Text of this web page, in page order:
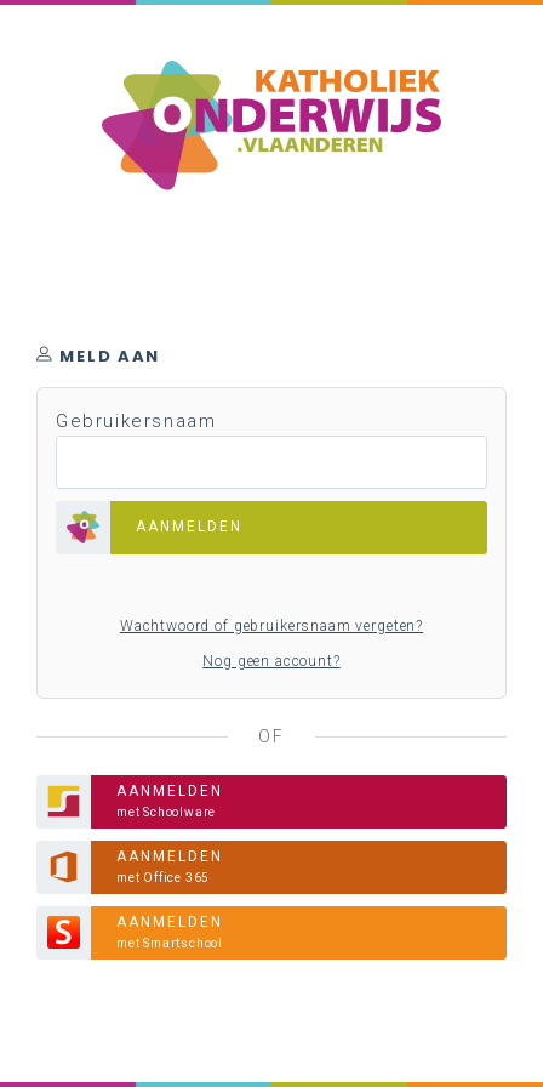
MELD AAN
Gebruikersnaam
AANMELDEN
Wachtwoord of gebruikersnaam vergeten?
Nog geen account?
OF
AANMELDEN
met Schoolware
AANMELDEN
met Office 365
AANMELDEN
met Smartschool